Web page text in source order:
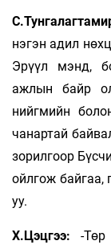
нэгэн адил
Эрүүл мэнд,
ажлын байр
нийгмийн
чанартай
зорилгоор
ойлгож байгаа,
уу.
Х.Цэцгээ: -Төр